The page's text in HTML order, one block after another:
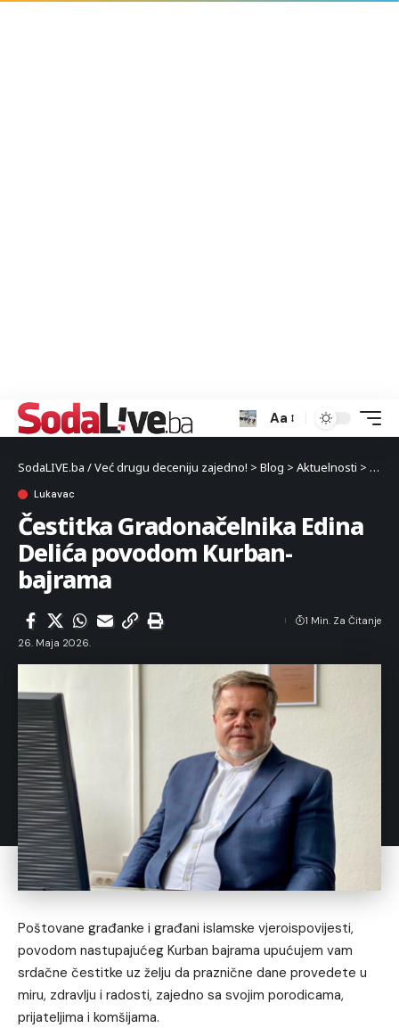
Aa
SodaLIVE.ba / Već drugu deceniju zajedno! > Blog > Aktuelnosti >
Lukavac
Čestitka Gradonačelnika Edina
Delića povodom Kurban-
bajrama
26. Maja 2026.
1 Min. Za Čitanje
Poštovane građanke i građani islamske vjeroispovijesti,
povodom nastupajućeg Kurban bajrama upućujem vam
srdačne čestitke uz želju da praznične dane provedete u
miru, zdravlju i radosti, zajedno sa svojim porodicama,
prijateljima i komšijama.